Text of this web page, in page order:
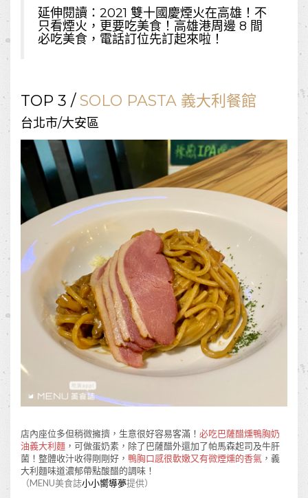
延伸閱讀： 2021 雙十國慶煙火在高雄！不
只看煙火，更要吃美食！高雄港周邊 8 間
必吃美食，電話訂位先訂起來啦！
TOP 3 / SOLO PASTA 義大利餐館
台北市/大安區
店內座位多但稍微擁擠，生意很好容易客滿！ 必吃巴薩醋燻鴨胸奶
油義大利麵 ，可做蛋奶素，除了巴薩醋外還加了帕馬森起司及牛肝
菌！整體收汁收得剛剛好， 鴨胸口感很軟嫩又有微煙燻的香氣 ，義
大利麵味道濃郁帶點酸醋的調味！
（MENU美食誌小小嚮導夢提供）